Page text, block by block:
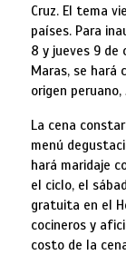
Cruz. El tema
países. Para
8 y jueves 9 de
Maras, se hará
origen peruano,
La cena
menú
hará maridaje
el ciclo, el
gratuita en el
cocineros y
costo de la